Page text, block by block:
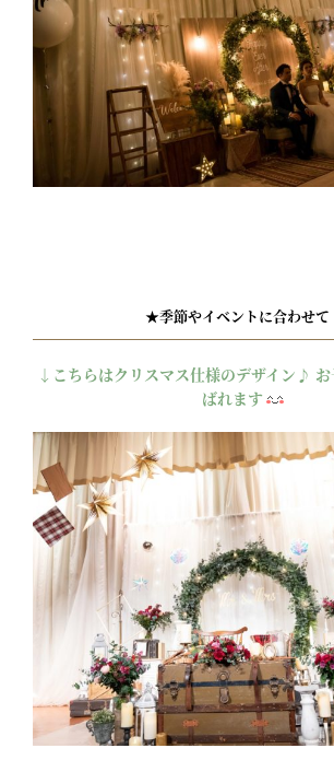
★季節やイベントに合わせて
↓こちらはクリスマス仕様のデザイン♪ お
ばれます